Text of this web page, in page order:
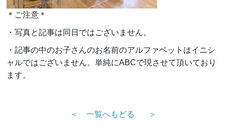
＊ご注意＊
・写真と記事は同日ではございません。
・記事の中のお子さんのお名前のアルファベットはイニシ
ャルではございません。単純にABCで現させて頂いており
ます。
＜ 一覧へもどる ＞